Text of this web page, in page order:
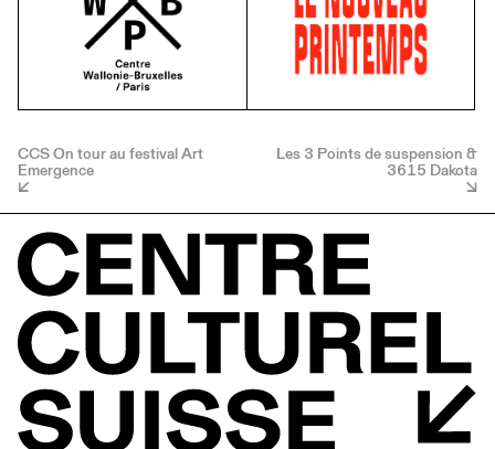
CCS On tour au festival Art
Emergence
Les 3 Points de suspension &
3615 Dakota